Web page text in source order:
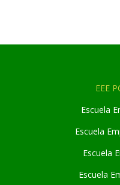
EEE
Escuela
Escuela
Escuela
Escuela